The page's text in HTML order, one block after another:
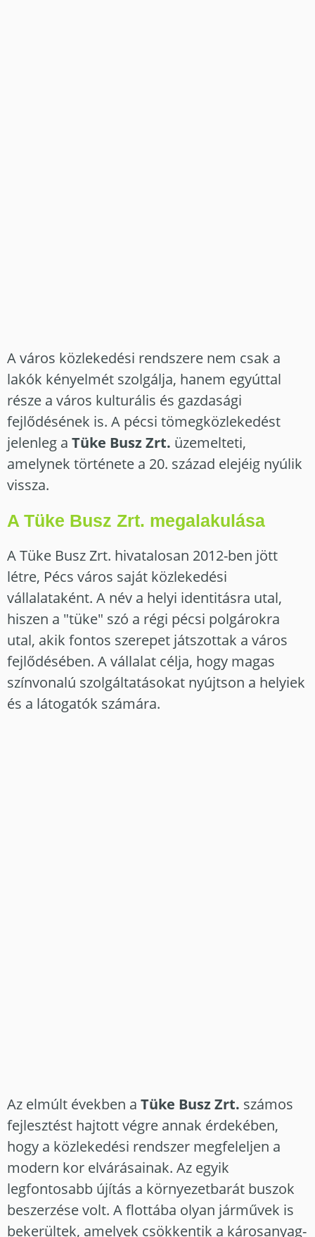
A város közlekedési rendszere nem csak a
lakók kényelmét szolgálja, hanem egyúttal
része a város kulturális és gazdasági
fejlődésének is. A pécsi tömegközlekedést
jelenleg a Tüke Busz Zrt. üzemelteti,
amelynek története a 20. század elejéig nyúlik
vissza.
A Tüke Busz Zrt. megalakulása
A Tüke Busz Zrt. hivatalosan 2012-ben jött
létre, Pécs város saját közlekedési
vállalataként. A név a helyi identitásra utal,
hiszen a "tüke" szó a régi pécsi polgárokra
utal, akik fontos szerepet játszottak a város
fejlődésében. A vállalat célja, hogy magas
színvonalú szolgáltatásokat nyújtson a helyiek
és a látogatók számára.
Az elmúlt években a Tüke Busz Zrt. számos
fejlesztést hajtott végre annak érdekében,
hogy a közlekedési rendszer megfeleljen a
modern kor elvárásainak. Az egyik
legfontosabb újítás a környezetbarát buszok
beszerzése volt. A flottába olyan járművek is
bekerültek, amelyek csökkentik a károsanyag-